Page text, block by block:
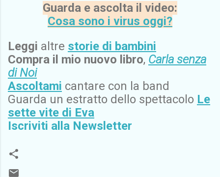
Guarda e ascolta il video:
Cosa sono i virus oggi?
Leggi altre storie di bambini
Compra il mio nuovo libro, Carla senza
di Noi
Ascoltami cantare con la band
Guarda un estratto dello spettacolo Le
sette vite di Eva
Iscriviti alla Newsletter